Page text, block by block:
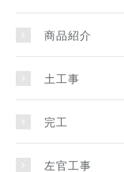
商品紹介
土工事
完工
左官工事